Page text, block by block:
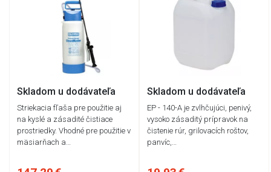
Skladom u dodávateľa
Striekacia fľaša pre použitie aj
na kyslé a zásadité čistiace
prostriedky. Vhodné pre použitie v
mäsiarňach a…
Skladom u dodávateľa
EP - 140-A je zvlhčujúci, penivý,
vysoko zásaditý prípravok na
čistenie rúr, grilovacích roštov,
panvíc,…